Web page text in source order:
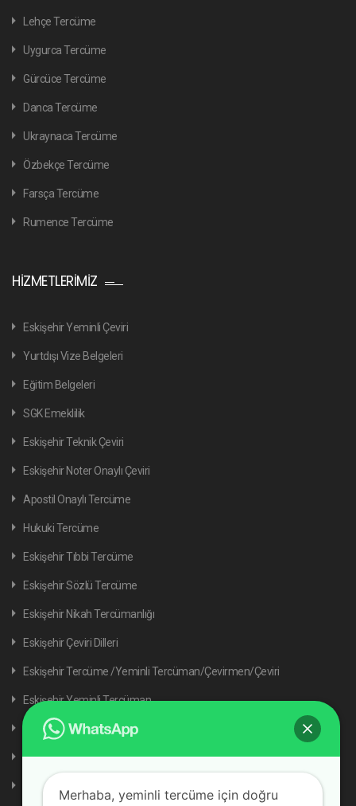
Lehçe Tercüme
Uygurca Tercüme
Gürcüce Tercüme
Danca Tercüme
Ukraynaca Tercüme
Özbekçe Tercüme
Farsça Tercüme
Rumence Tercüme
HIZMETLERIMIZ
Eskişehir Yeminli Çeviri
Yurtdışı Vize Belgeleri
Eğitim Belgeleri
SGK Emeklilik
Eskişehir Teknik Çeviri
Eskişehir Noter Onaylı Çeviri
Apostil Onaylı Tercüme
Hukuki Tercüme
Eskişehir Tıbbi Tercüme
Eskişehir Sözlü Tercüme
Eskişehir Nikah Tercümanlığı
Eskişehir Çeviri Dilleri
Eskişehir Tercüme /Yeminli Tercüman/Çevirmen/Çeviri
Eskişehir Yeminli Tercüman
Eskişehir Tercüme Dilleri
Akademik Tercüme
Tercüme Fiyatları
Merhaba, yeminli tercüme için doğru